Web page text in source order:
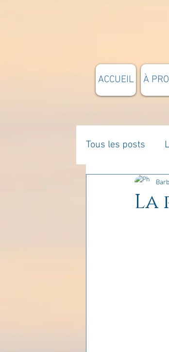
ACCUEIL À
Tous les posts
La parentalité
La